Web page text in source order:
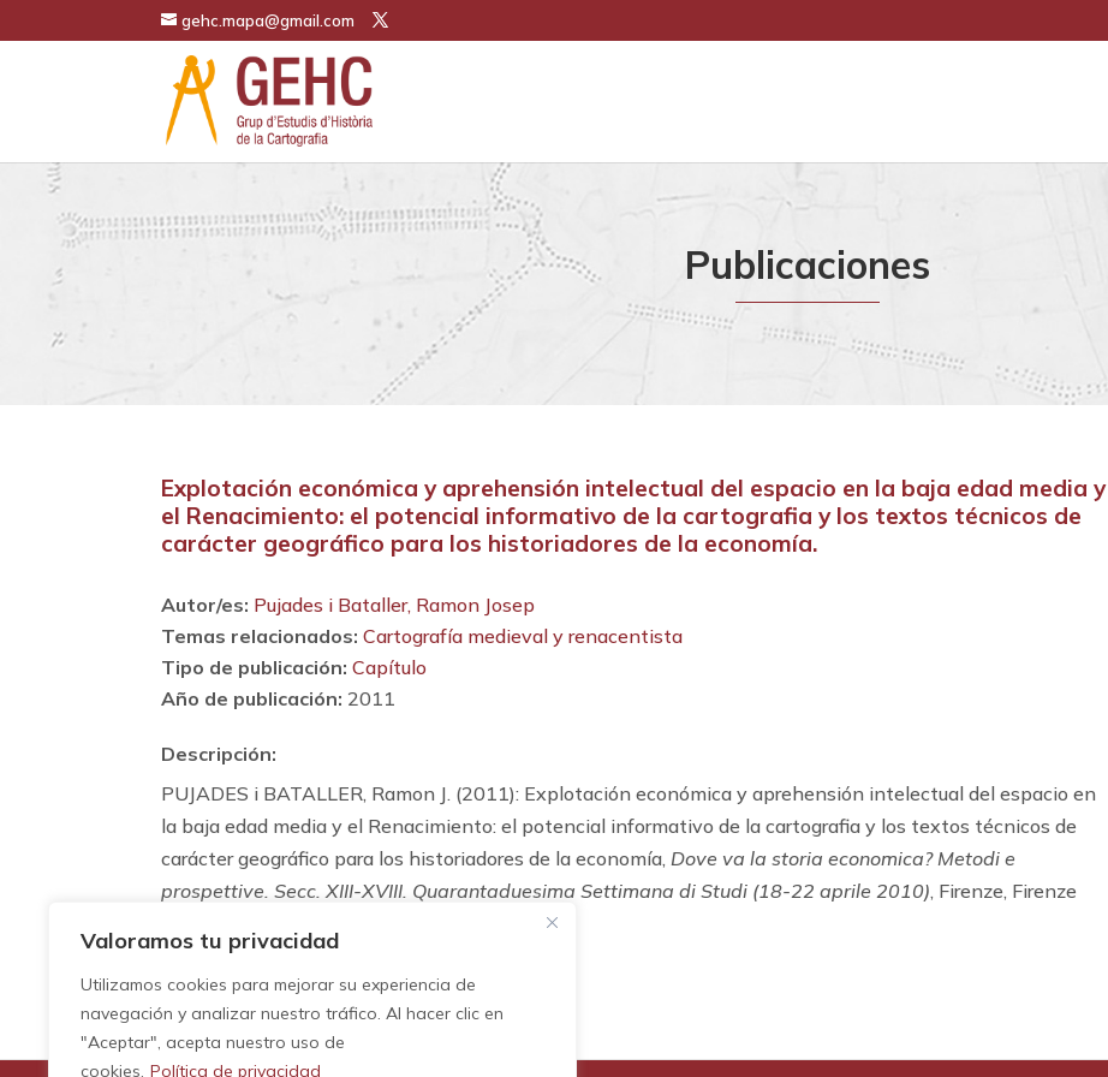
Valoramos tu privacidad
Utilizamos cookies para mejorar su experiencia de
navegación y analizar nuestro tráfico. Al hacer clic en
"Aceptar", acepta nuestro uso de
cookies. Política de privacidad
gehc.mapa@gmail.com
Publicaciones
Explotación económica y aprehensión intelectual del espacio en la baja edad media y
el Renacimiento: el potencial informativo de la cartografia y los textos técnicos de
carácter geográfico para los historiadores de la economía.
Autor/es: Pujades i Bataller, Ramon Josep
Temas relacionados: Cartografía medieval y renacentista
Tipo de publicación: Capítulo
Año de publicación: 2011
Descripción:
PUJADES i BATALLER, Ramon J. (2011): Explotación económica y aprehensión intelectual del espacio en
la baja edad media y el Renacimiento: el potencial informativo de la cartografia y los textos técnicos de
carácter geográfico para los historiadores de la economía,Dove va la storia economica? Metodi e
prospettive. Secc. XIII-XVIII. Quarantaduesima Settimana di Studi (18-22 aprile 2010), Firenze, Firenze